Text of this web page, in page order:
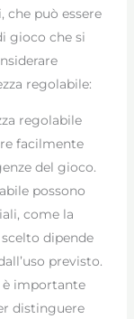
che può essere
gioco che si
regolabile:
regolabile
facilmente
del gioco.
possono
come la
dipende
previsto.
è importante
distinguere